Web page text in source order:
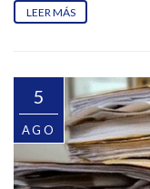
LEER MÁS
5
AGO